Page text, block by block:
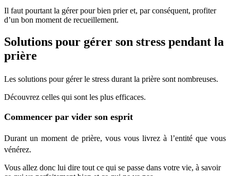
Il faut pourtant la gérer pour bien prier et, par conséquent, profiter
d’un bon moment de recueillement.
Solutions pour gérer son stress pendant la
prière
Les solutions pour gérer le stress durant la prière sont nombreuses.
Découvrez celles qui sont les plus efficaces.
Commencer par vider son esprit
Durant un moment de prière, vous vous livrez à l’entité que vous
vénérez.
Vous allez donc lui dire tout ce qui se passe dans votre vie, à savoir